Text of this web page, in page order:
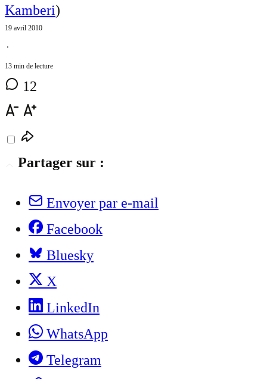
Kamberi)
19 avril 2010
⋅
13 min de lecture
12
Partager sur :
Envoyer par e-mail
Facebook
Bluesky
X
LinkedIn
WhatsApp
Telegram